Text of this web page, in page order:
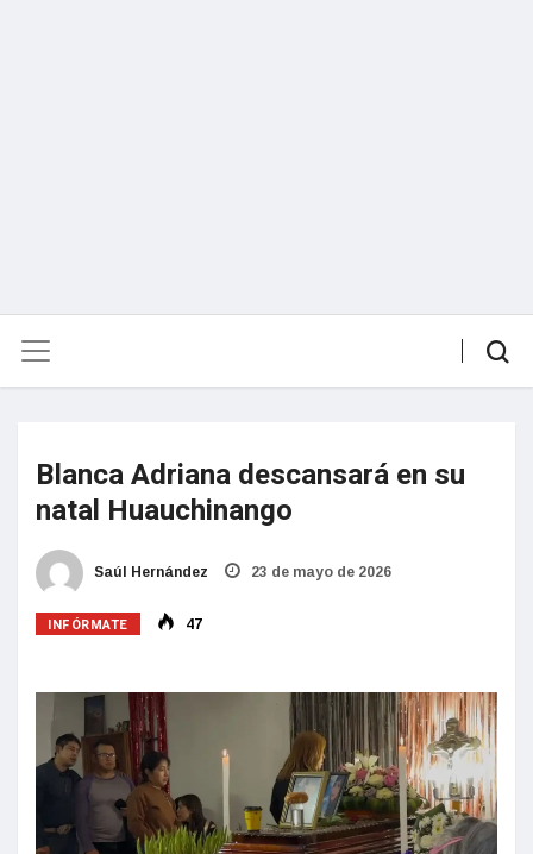
Blanca Adriana descansará en su
natal Huauchinango
Saúl Hernández 23 de mayo de 2026
INFÓRMATE 47